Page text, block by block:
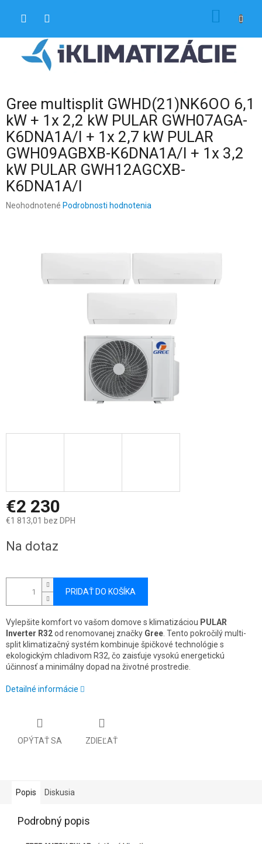
Gree multisplit GWHD(21)NK6OO 6,1
kW + 1x 2,2 kW PULAR GWH07AGA-
K6DNA1A/I + 1x 2,7 kW PULAR
GWH09AGBXB-K6DNA1A/I + 1x 3,2
kW PULAR GWH12AGCXB-
K6DNA1A/I
Priemerné
hviezdičiek.
Neohodnotené Podrobnosti hodnotenia
€2 230
€1 813,01 bez DPH
cena:
Na dotaz
PRIDAŤ DO KOŠÍKA
Vylepšite komfort vo vašom domove s klimatizáciou PULAR
Inverter R32od renomovanej značky Gree. Tento pokročilý multi-
split klimatizačný systém kombinuje špičkové technológie s
ekologickým chladivom R32, čo zaisťuje vysokú energetickú
účinnosť a minimálny dopad na životné prostredie.
Detailné informácie
OPÝTAŤ SA ZDIEĽAŤ
Popis Diskusia
Podrobný popis